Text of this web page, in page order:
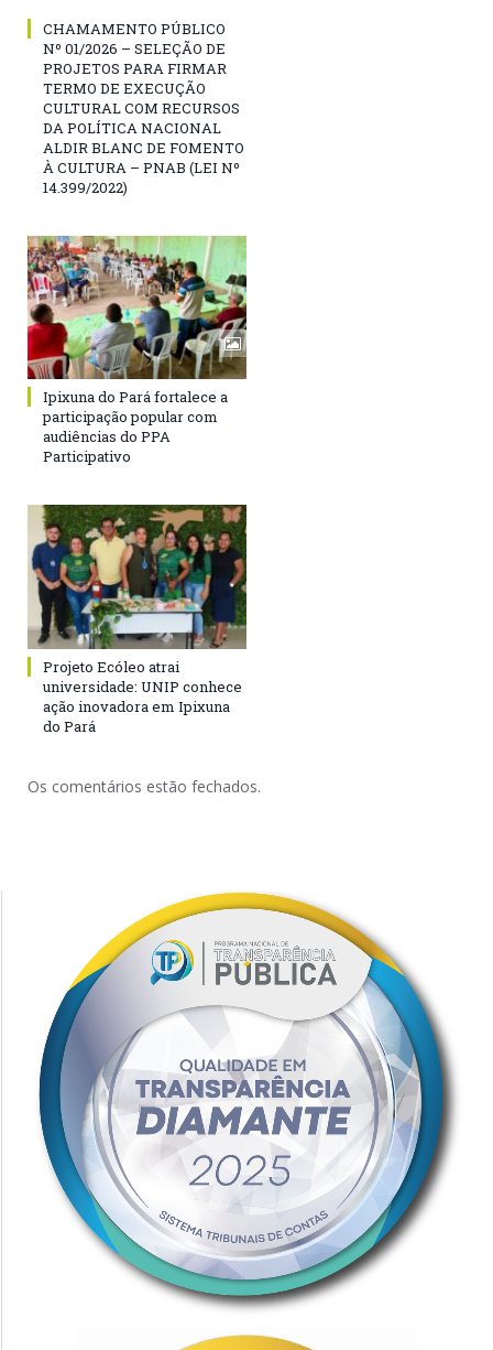
CHAMAMENTO PÚBLICO
Nº 01/2026 – SELEÇÃO DE
PROJETOS PARA FIRMAR
TERMO DE EXECUÇÃO
CULTURAL COM RECURSOS
DA POLÍTICA NACIONAL
ALDIR BLANC DE FOMENTO
À CULTURA – PNAB (LEI Nº
14.399/2022)
Ipixuna do Pará fortalece a
participação popular com
audiências do PPA
Participativo
Projeto Ecóleo atrai
universidade: UNIP conhece
ação inovadora em Ipixuna
do Pará
Os comentários estão fechados.